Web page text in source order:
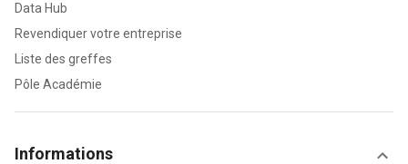
Data Hub
Revendiquer votre entreprise
Liste des greffes
Pôle Académie
Informations